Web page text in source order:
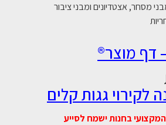
מסחר, אצטדיונים ומבני ציבור
דף מוצר®
לקירוי גגות קלים
בחנות ישמח לסייע